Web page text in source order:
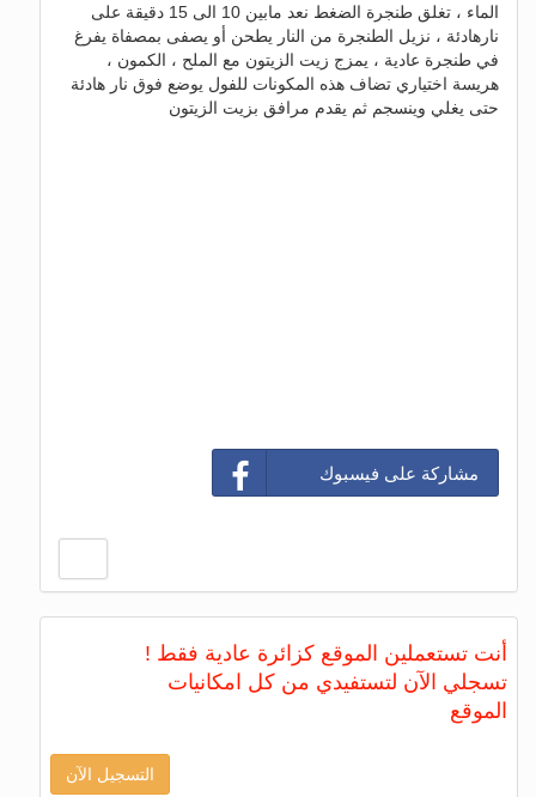
الماء ، تغلق طنجرة الضغط نعد مابين 10 الى 15 دقيقة على
نارهادئة ، نزيل الطنجرة من النار يطحن أو يصفى بمصفاة يفرغ
في طنجرة عادية ، يمزج زيت الزيتون مع الملح ، الكمون ،
هريسة اختياري تضاف هذه المكونات للفول يوضع فوق نار هادئة
حتى يغلي وينسجم ثم يقدم مرافق بزيت الزيتون
مشاركة على فيسبوك
أنت تستعملين الموقع كزائرة عادية فقط !
تسجلي الآن لتستفيدي من كل امكانيات
الموقع
التسجيل الآن